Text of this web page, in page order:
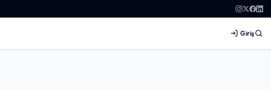
Giriş